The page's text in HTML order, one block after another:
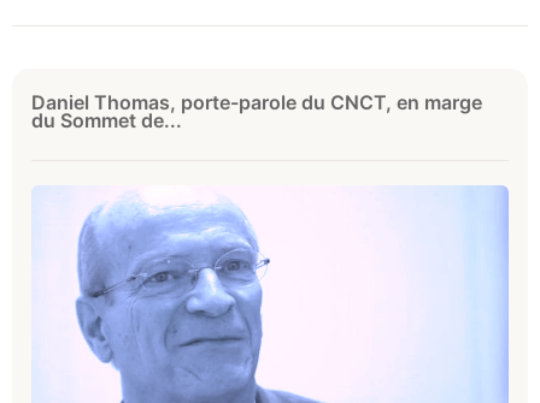
Daniel Thomas, porte-parole du CNCT, en marge
du Sommet de...